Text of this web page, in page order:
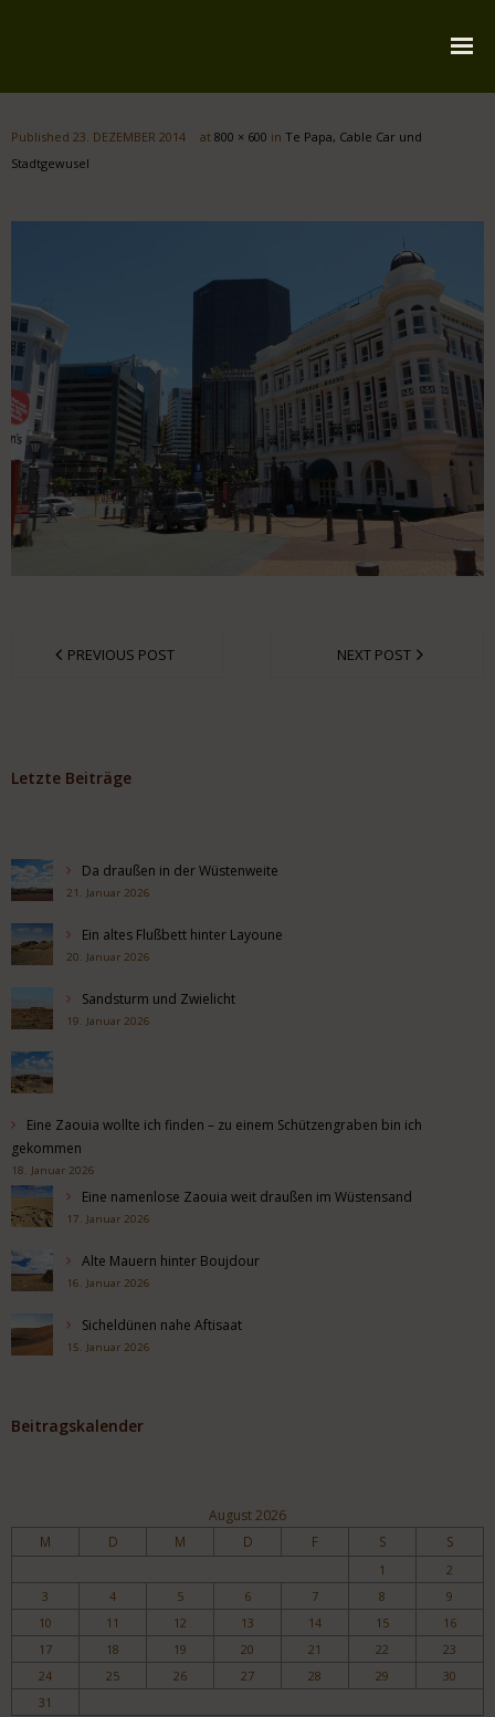
Über mich
Impressum
Datenschutz
Published 23. DEZEMBER 2014 at 800 × 600 in Te Papa, Cable Car und
Stadtgewusel
PREVIOUS POST NEXT POST
Letzte Beiträge
Da draußen in der Wüstenweite
21. Januar 2026
Ein altes Flußbett hinter Layoune
20. Januar 2026
Sandsturm und Zwielicht
19. Januar 2026
Eine Zaouia wollte ich finden – zu einem Schützengraben bin ich
gekommen
18. Januar 2026
Eine namenlose Zaouia weit draußen im Wüstensand
17. Januar 2026
Alte Mauern hinter Boujdour
16. Januar 2026
Sicheldünen nahe Aftisaat
15. Januar 2026
Beitragskalender
August 2026
M D M D F S S
1
2
3
4 5 6 7 8
9
10
11 12 13 14 15
16
17
18 19 20 21 22
23
24
25 26 27 28 29
30
31